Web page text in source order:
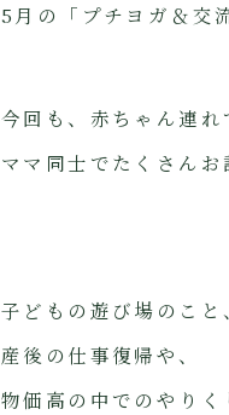
5月の「プチヨガ＆交
今回も、赤ちゃん連れ
ママ同士でたくさんお
子どもの遊び場のこと
産後の仕事復帰や、
物価高の中でのやりく